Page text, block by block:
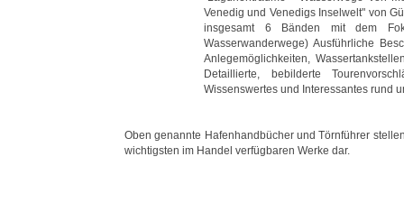
Venedig und Venedigs Inselwelt" von
insgesamt 6 Bänden mit dem
Wasserwanderwege) Ausführliche
Anlegemöglichkeiten,
Detaillierte, bebilderte
Wissenswertes und Interessantes rund
Oben genannte Hafenhandbücher und Törnführer
wichtigsten im Handel verfügbaren Werke dar.